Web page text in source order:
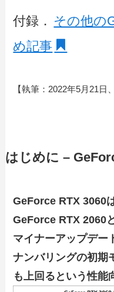
付録． その他の
め記事
【執筆：2022年5月21日
はじめに –
GeForce RTX 3060
GeForce RTX 2060
マイナーアップデー
ナンバリングの初期
も上回るという性能